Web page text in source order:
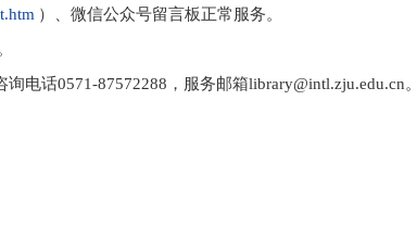
）、微信公众号留言板正常服务。
询电话0571-87572288 ，服务邮箱library@intl.zju.edu.cn。